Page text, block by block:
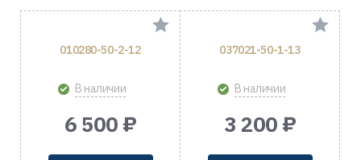
010280-50-2-12
В наличии
6 500 ₽
037021-50-1-13
В наличии
3 200 ₽